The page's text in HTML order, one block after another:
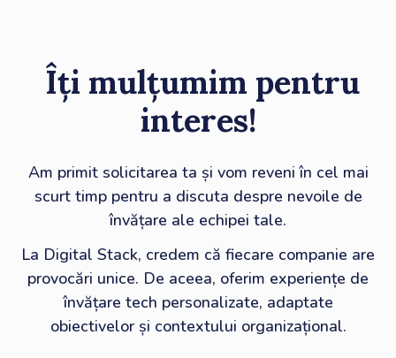
Îți mulțumim pentru
interes!
Am primit solicitarea ta și vom reveni în cel mai
scurt timp pentru a discuta despre nevoile de
învățare ale echipei tale.​
La Digital Stack, credem că fiecare companie are
provocări unice. De aceea, oferim experiențe de
învățare tech personalizate, adaptate
obiectivelor și contextului organizațional.